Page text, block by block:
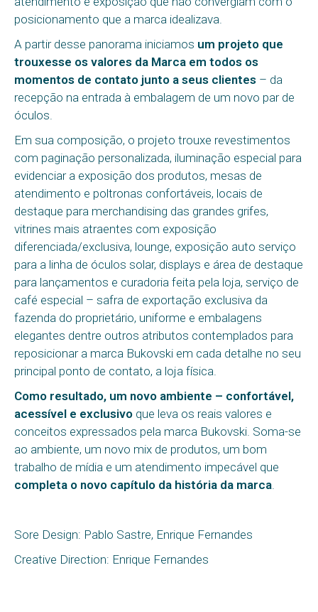
posicionamento que a marca idealizava.
A partir desse panorama iniciamos um projeto que
trouxesse os valores da Marca em todos os
momentos de contato junto a seus clientes – da
recepção na entrada à embalagem de um novo par de
óculos.
Em sua composição, o projeto trouxe revestimentos
com paginação personalizada, iluminação especial para
evidenciar a exposição dos produtos, mesas de
atendimento e poltronas confortáveis, locais de
destaque para merchandising das grandes grifes,
vitrines mais atraentes com exposição
diferenciada/exclusiva, lounge, exposição auto serviço
para a linha de óculos solar, displays e área de destaque
para lançamentos e curadoria feita pela loja, serviço de
café especial – safra de exportação exclusiva da
fazenda do proprietário, uniforme e embalagens
elegantes dentre outros atributos contemplados para
reposicionar a marca Bukovski em cada detalhe no seu
principal ponto de contato, a loja física.
Como resultado, um novo ambiente – confortável,
acessível e exclusivo que leva os reais valores e
conceitos expressados pela marca Bukovski. Soma-se
ao ambiente, um novo mix de produtos, um bom
trabalho de mídia e um atendimento impecável que
completa o novo capítulo da história da marca.
Sore Design: Pablo Sastre, Enrique Fernandes
Creative Direction: Enrique Fernandes